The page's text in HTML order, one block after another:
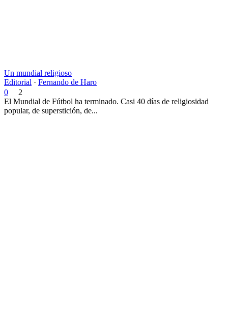
Un mundial religioso
Editorial · Fernando de Haro
0
2
El Mundial de Fútbol ha terminado. Casi 40 días de religiosidad
popular, de superstición, de...